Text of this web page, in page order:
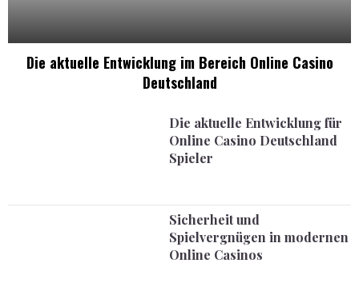
Die aktuelle Entwicklung im Bereich Online Casino
Deutschland
Die aktuelle Entwicklung für
Online Casino Deutschland
Spieler
Sicherheit und
Spielvergnügen in modernen
Online Casinos